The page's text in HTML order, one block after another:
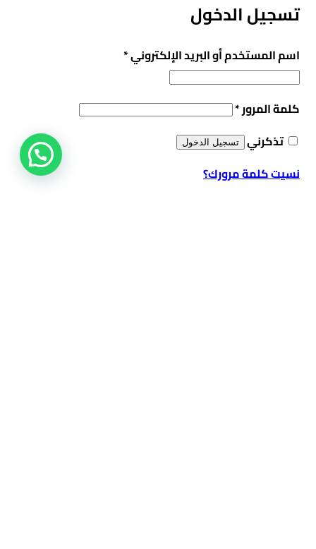
تسجيل الدخول
اسم المستخدم أو البريد الإلكتروني*مطلوبة
كلمة المرور*مطلوبة
تذكرني
تسجيل الدخول
نسيت كلمة مرورك؟